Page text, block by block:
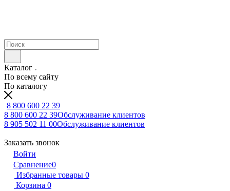
Каталог
По всему сайту
По каталогу
8 800 600 22 39
8 800 600 22 39Обслуживание клиентов
8 905 502 11 00Обслуживание клиентов
Заказать звонок
Войти
Сравнение0
Избранные товары 0
Корзина 0